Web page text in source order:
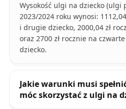
Wysokość ulgi na dziecko (ulgi
2023/2024 roku wynosi:
i drugie dziecko, 2000,04 zł
oraz 2700 zł rocznie na
dziecko.
Jakie warunki musi
móc skorzystać z ulgi na